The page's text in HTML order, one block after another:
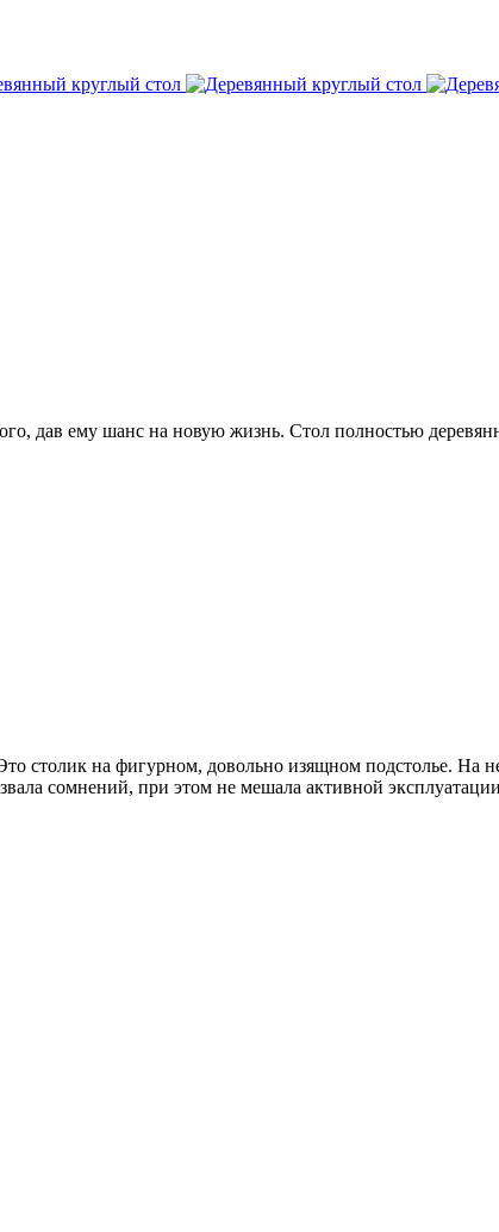
дав ему шанс на новую жизнь. Стол полностью
на фигурном, довольно изящном подстолье. На
сомнений, при этом не мешала активной